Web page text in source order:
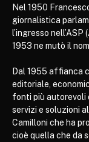
Nel 1950
giornalistica
l’ingresso
1953 ne mutò il
Dal 1955 affianca
editoriale,
fonti più autorevoli
servizi e soluzioni
Camilloni che ha
cioè quella che da